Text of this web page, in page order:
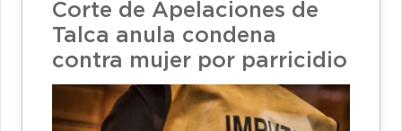
Corte de Apelaciones de
Talca anula condena
contra mujer por parricidio